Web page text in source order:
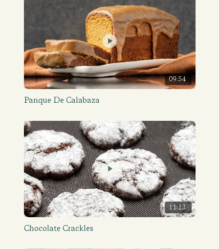
09:54
Panque De Calabaza
11:13
Chocolate Crackles